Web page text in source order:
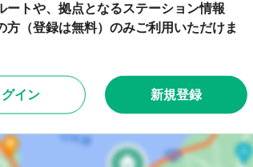
ートや、拠点となるステーション情報
方（登録は無料）のみご利用いただけま
グイン 新規登録